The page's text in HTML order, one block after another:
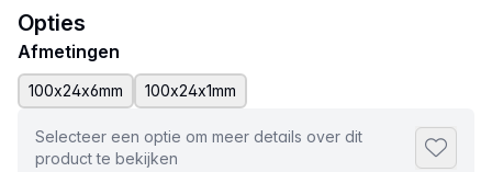
Opties
Afmetingen
100x24x6mm 100x24x1mm
Selecteer een optie om meer details over dit
product te bekijken